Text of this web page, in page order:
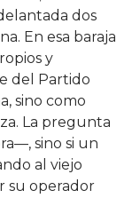
dos
En esa baraja
y
del Partido
sino como
La pregunta
sino si un
al viejo
su operador